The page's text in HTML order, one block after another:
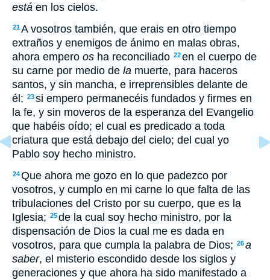
está en los cielos.
21A vosotros también, que erais en otro tiempo
extraños y enemigos de ánimo en malas obras,
ahora empero os ha reconciliado 22en el cuerpo de
su carne por medio de la muerte, para haceros
santos, y sin mancha, e irreprensibles delante de
él; 23si empero permanecéis fundados y firmes en
la fe, y sin moveros de la esperanza del Evangelio
que habéis oído; el cual es predicado a toda
criatura que está debajo del cielo; del cual yo
Pablo soy hecho ministro.
24Que ahora me gozo en lo que padezco por
vosotros, y cumplo en mi carne lo que falta de las
tribulaciones del Cristo por su cuerpo, que es la
Iglesia; 25de la cual soy hecho ministro, por la
dispensación de Dios la cual me es dada en
vosotros, para que cumpla la palabra de Dios; 26a
saber, el misterio escondido desde los siglos y
generaciones y que ahora ha sido manifestado a